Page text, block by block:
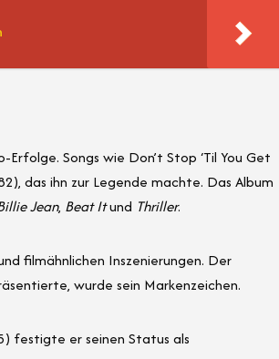
Songs wie Don’t Stop ‘Til You Get
das ihn zur Legende machte. Das Album
Jean, Beat Itund Thriller.
filmähnlichen Inszenierungen. Der
wurde sein Markenzeichen.
festigte er seinen Status als